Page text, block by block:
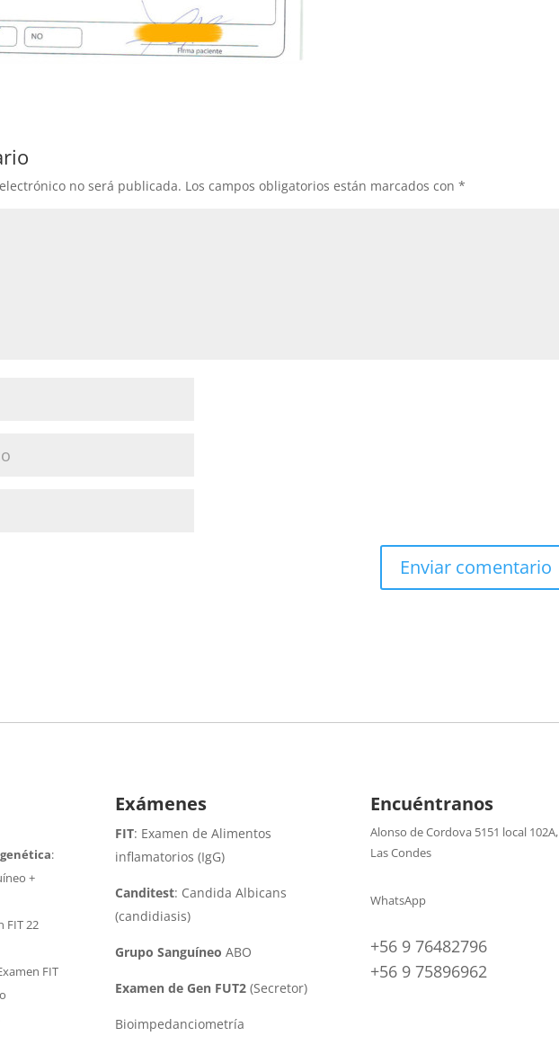
no será publicada. Los campos obligatorios están marcados con*
:
+
FIT 22
FIT
Exámenes
FIT: Examen de Alimentos
inflamatorios (IgG)
Canditest: Candida Albicans
(candidiasis)
Grupo Sanguíneo ABO
Examen de Gen FUT2(Secretor)
Bioimpedanciometría
Encuéntranos
Alonso de Cordova 5151 local 102A,
Las Condes
WhatsApp
+56 9 76482796
+56 9 75896962